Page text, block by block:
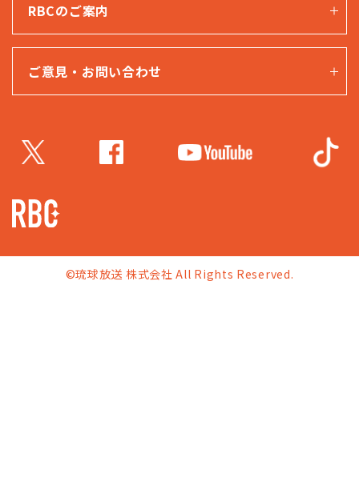
RBCのご案内
ご意見・お問い合わせ
©琉球放送 株式会社 All Rights Reserved.